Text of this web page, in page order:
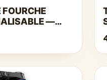
FOURCHE
—